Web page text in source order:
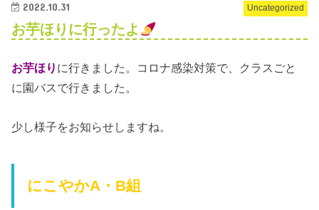
Uncategorized
2022.10.31
お芋ほりに行ったよ
お芋ほり に行きました。コロナ感染対策で、クラスごと
に園バスで行きました。
少し様子をお知らせしますね。
にこやかA・B組